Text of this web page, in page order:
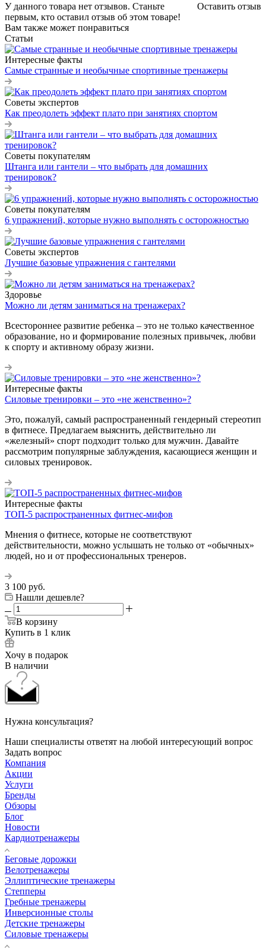
Оставить отзыв
У данного товара нет отзывов. Станьте
первым, кто оставил отзыв об этом товаре!
Вам также может понравиться
Статьи
Интересные факты
Самые странные и необычные спортивные тренажеры
Советы экспертов
Как преодолеть эффект плато при занятиях спортом
Советы покупателям
Штанга или гантели – что выбрать для домашних
тренировок?
Советы покупателям
6 упражнений, которые нужно выполнять с осторожностью
Советы экспертов
Лучшие базовые упражнения с гантелями
Здоровье
Можно ли детям заниматься на тренажерах?
Всестороннее развитие ребенка – это не только качественное
образование, но и формирование полезных привычек, любви
к спорту и активному образу жизни.
Интересные факты
Силовые тренировки – это «не женственно»?
Это, пожалуй, самый распространенный гендерный стереотип
в фитнесе. Предлагаем выяснить, действительно ли
«железный» спорт подходит только для мужчин. Давайте
рассмотрим популярные заблуждения, касающиеся женщин и
силовых тренировок.
Интересные факты
ТОП-5 распространенных фитнес-мифов
Мнения о фитнесе, которые не соответствуют
действительности, можно услышать не только от «обычных»
людей, но и от профессиональных тренеров.
3 100 руб.
Нашли дешевле?
В корзину
Купить в 1 клик
Хочу в подарок
В наличии
Нужна консультация?
Наши специалисты ответят на любой интересующий вопрос
Задать вопрос
Компания
Акции
Услуги
Бренды
Обзоры
Блог
Новости
Кардиотренажеры
Беговые дорожки
Велотренажеры
Эллиптические тренажеры
Степперы
Гребные тренажеры
Инверсионные столы
Детские тренажеры
Силовые тренажеры